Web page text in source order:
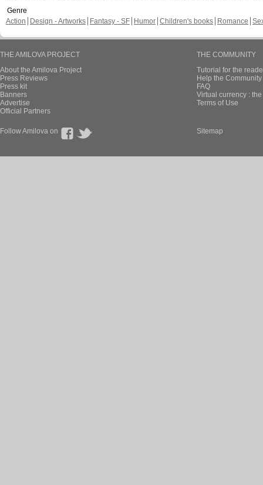
Genre
Action
Design - Artworks Fantasy - SF Humor Children's books Romance
THE AMILOVA PROJECT
About the Amilova Project
Press Reviews
Press kit
Banners
Advertise
Official Partners
THE COMMUNITY
Tutorial for the
Help the
FAQ
Virtual currency :
Terms of Use
Follow Amilova on Sitemap